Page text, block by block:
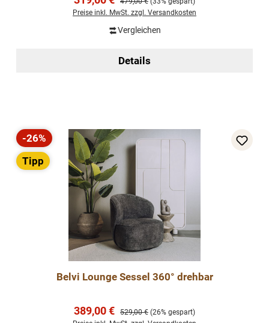
Preise inkl. MwSt. zzgl. Versandkosten
Vergleichen
Details
Rabatt
-26%
Tipp
Belvi Lounge Sessel 360° drehbar
Verkaufspreis:
389,00 € Regulärer Preis:
529,00 € (26% gespart)